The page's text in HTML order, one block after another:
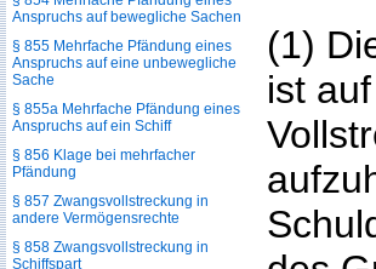
(1)
ist
Anspruchs auf bewegliche Sachen
§ 855 Mehrfache Pfändung eines
Anspruchs auf eine unbewegliche
Sache
§ 855a Mehrfache Pfändung eines
Anspruchs auf ein Schiff
§ 856 Klage bei mehrfacher
Pfändung
§ 857 Zwangsvollstreckung in
andere Vermögensrechte
§ 858 Zwangsvollstreckung in
Schiffspart